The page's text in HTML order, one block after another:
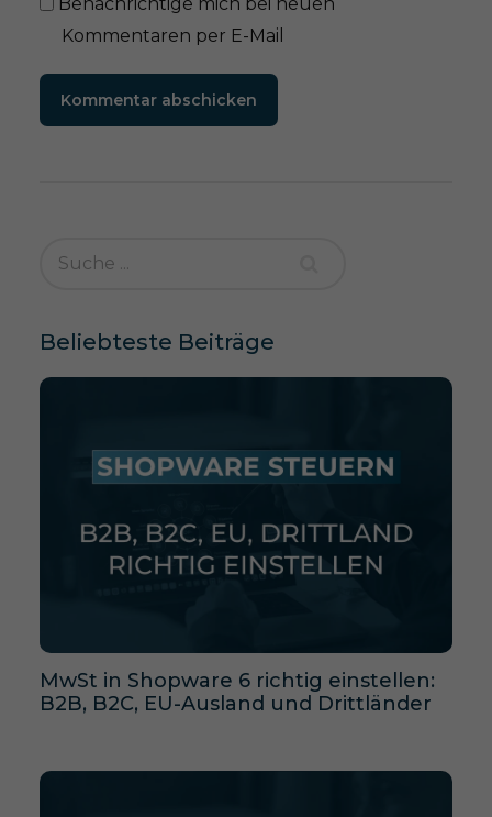
Kommentaren per E-Mail
Kommentar abschicken
Beliebteste Beiträge
MwSt in Shopware 6 richtig einstellen:
B2B, B2C, EU-Ausland und Drittländer